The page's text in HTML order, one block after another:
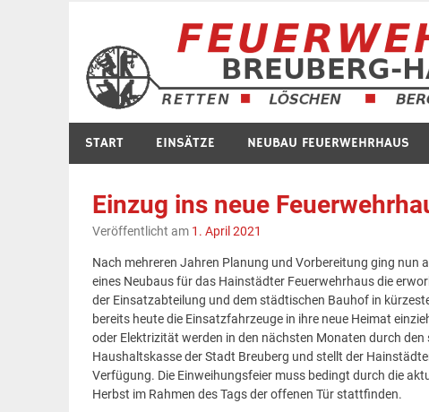
springen
START EINSÄTZE NEUBAU FEUERWEHRHAUS
Einzug ins neue
Veröffentlicht am 1. April 2021
Nach mehreren Jahren Planung und Vorbereitung ging nun
eines Neubaus für das Hainstädter Feuerwehrhaus die
der Einsatzabteilung und dem städtischen Bauhof in
bereits heute die Einsatzfahrzeuge in ihre neue Heimat
oder Elektrizität werden in den nächsten Monaten durch
Haushaltskasse der Stadt Breuberg und stellt der
Verfügung. Die Einweihungsfeier muss bedingt durch die
Herbst im Rahmen des Tags der offenen Tür stattfinden.